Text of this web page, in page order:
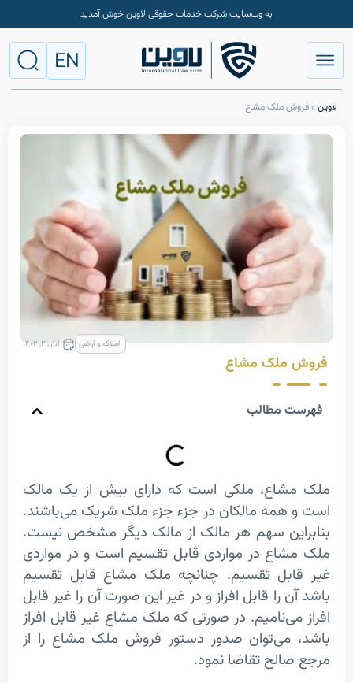
به وب‌سایت شرکت خدمات حقوقی لاوین خوش آمدید
ملک مشاع
املاک و اراضی آبان ۲, ۱۴۰۲
مشاع
مطالب
ملکی است که دارای بیش از یک مالک
مالکان در جزء جزء ملک شریک می‌باشند.
سهم هر مالک از مالک دیگر مشخص نیست.
در مواردی قابل تقسیم است و در مواردی
تقسیم. چنانچه ملک مشاع قابل تقسیم
را قابل افراز و در غیر این صورت آن را غیر قابل
در صورتی که ملک مشاع غیر قابل افراز
می‌توان صدور دستور فروش ملک مشاع را از
تقاضا نمود.